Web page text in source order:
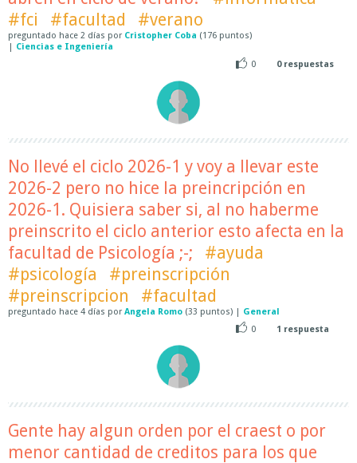
#fci
#facultad #verano
preguntado hace 2 días por Cristopher Coba (176 puntos)
| Ciencias e Ingeniería
0
0respuestas
No llevé el ciclo 2026-1 y voy a llevar este
2026-2 pero no hice la preincripción en
2026-1. Quisiera saber si, al no haberme
preinscrito el ciclo anterior esto afecta en la
facultad de Psicología ;-;
#ayuda
#psicología
#preinscripción
#preinscripcion
#facultad
preguntado hace 4 días por Angela Romo (33 puntos) | General
0
1 respuesta
Gente hay algun orden por el craest o por
menor cantidad de creditos para los que